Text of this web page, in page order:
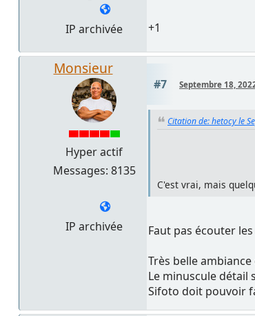
IP archivée +1
Monsieur
Hyper actif
Messages: 8135
IP archivée
#7 Septembre 18,
Citation de: hetocy le
C'est vrai, mais
Faut pas écouter
Très belle
Le minuscule détail
Sifoto doit pouvoir